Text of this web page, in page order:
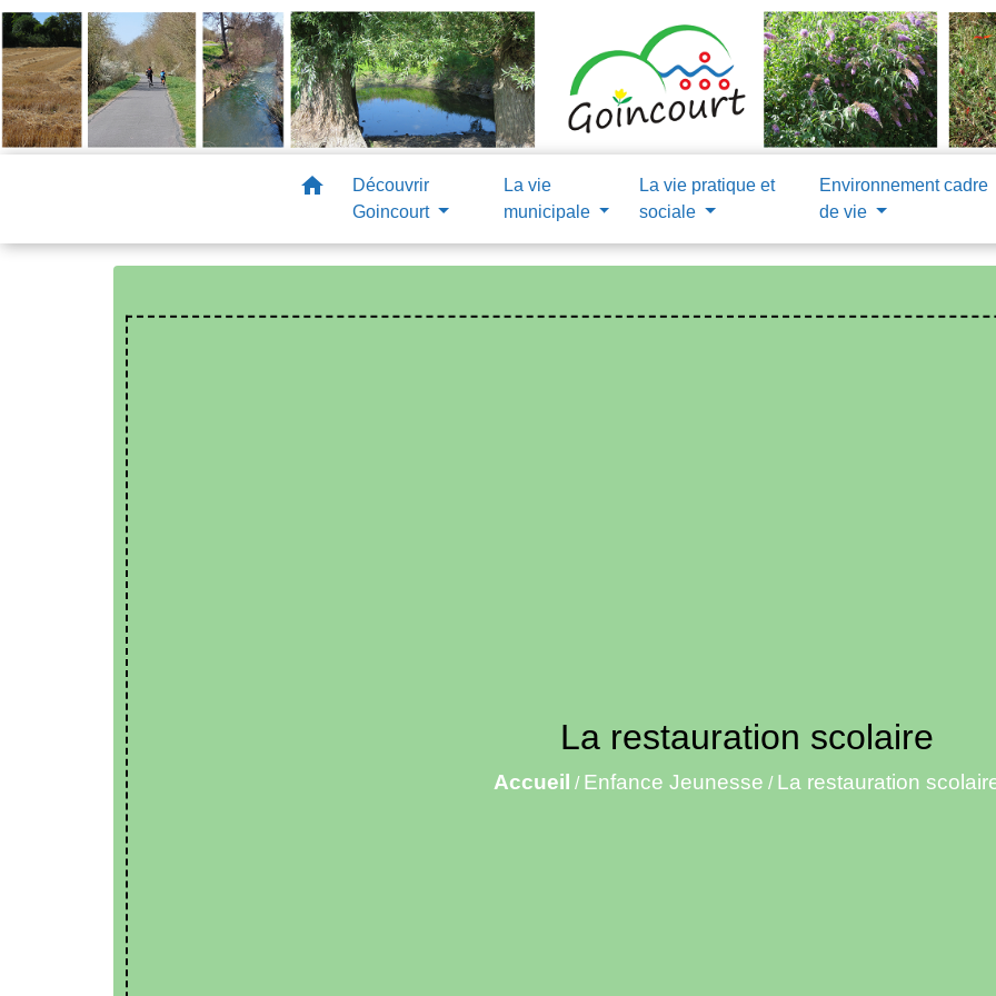
home
Découvrir
Goincourt
La vie
municipale
La vie pratique et
sociale
Environnement cadre
de vie
La restauration scolaire
Accueil / Enfance Jeunesse / La restauration